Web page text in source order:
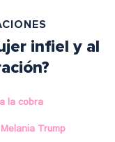
infiel y al
la cobra
Trump